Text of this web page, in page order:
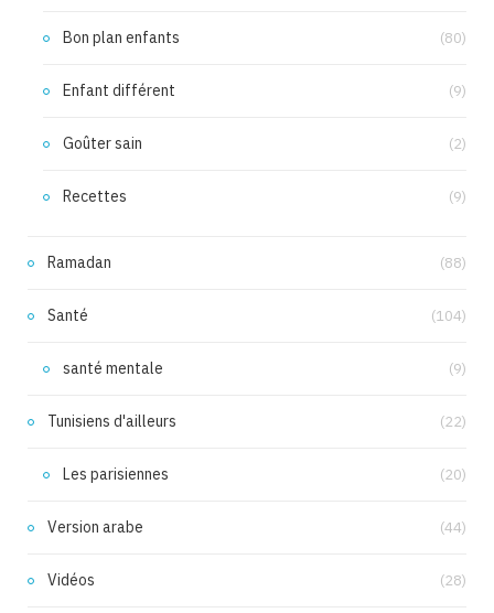
Bon plan enfants (80)
Enfant différent (9)
Goûter sain (2)
Recettes (9)
Ramadan (88)
Santé (104)
santé mentale (9)
Tunisiens d'ailleurs (22)
Les parisiennes (20)
Version arabe (44)
Vidéos (28)